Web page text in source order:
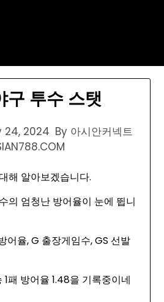
구 투수 스탯
24, 2024 By 아시안커넥트
해 알아보겠습니다.
의 엄청난 방어율이 눈에 뜁니
어율, G 출장게임수, GS 선발
패 방어율 1.48을 기록중이네